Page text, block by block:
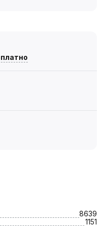
8639
1151